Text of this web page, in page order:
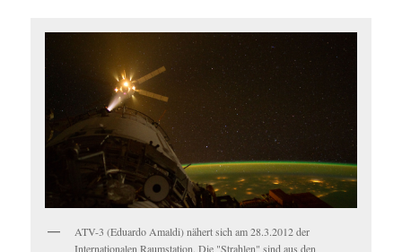
ATV-3 (Eduardo Amaldi) nähert sich am 28.3.2012 der
Internationalen Raumstation. Die "Strahlen" sind aus den